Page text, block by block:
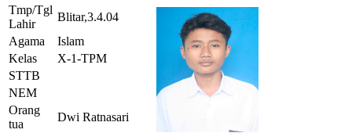
Tmp/Tgl
Lahir
Blitar,3.4.04
Agama
Islam
Kelas
X-1-TPM
STTB
NEM
Orang
tua
Dwi Ratnasari